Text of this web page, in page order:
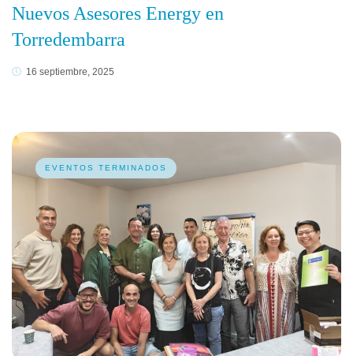
Nuevos Asesores Energy en
Torredembarra
16 septiembre, 2025
EVENTOS TERMINADOS